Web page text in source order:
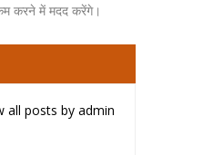
करने में मदद करेंगे।
all posts by admin